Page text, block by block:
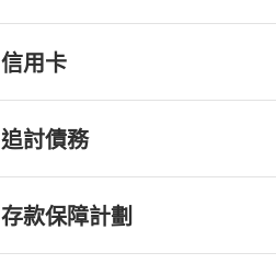
信用卡
追討債務
存款保障計劃